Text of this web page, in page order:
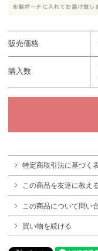
販売価格
購入数
特定商取引法に基づく
この商品を友達に教え
この商品について問い
買い物を続ける